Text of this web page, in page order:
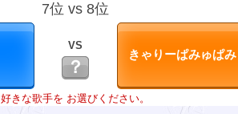
7位 vs 8位
VS
？
好きな歌手を お選びください。